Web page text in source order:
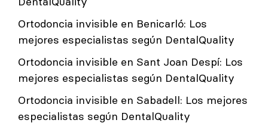
Ortodoncia invisible en Benicarló: Los
mejores especialistas según DentalQuality
Ortodoncia invisible en Sant Joan Despí: Los
mejores especialistas según DentalQuality
Ortodoncia invisible en Sabadell: Los mejores
especialistas según DentalQuality